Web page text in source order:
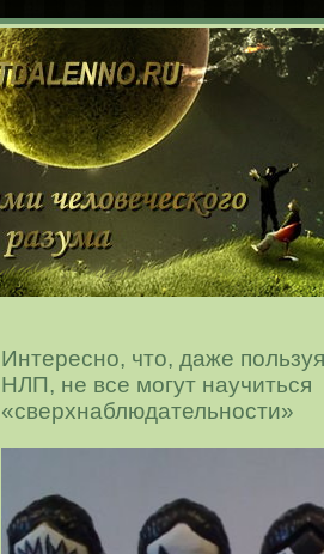
Интересно, что, даже
НЛП, не все могут научиться
«сверхнаблюдательности»